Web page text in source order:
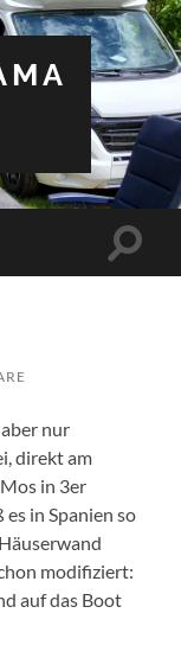
nur
direkt am
in 3er
in Spanien so
modifiziert:
auf das Boot